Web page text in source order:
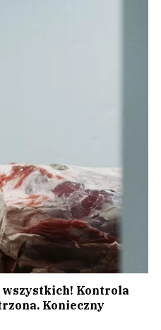
wszystkich! Kontrola
Konieczny